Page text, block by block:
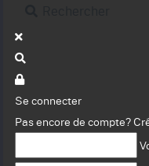
Se connecter
Pas encore de compte?